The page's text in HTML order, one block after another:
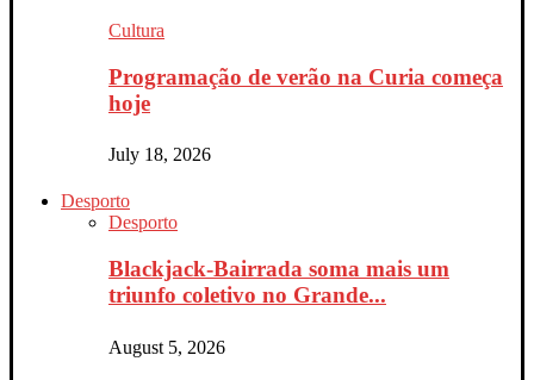
Cultura
Programação de verão na Curia começa
hoje
July 18, 2026
Desporto
Desporto
Blackjack-Bairrada soma mais um
triunfo coletivo no Grande...
August 5, 2026